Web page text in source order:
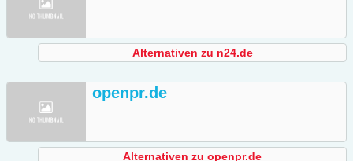
Alternativen zu n24.de
openpr.de
Alternativen zu openpr.de